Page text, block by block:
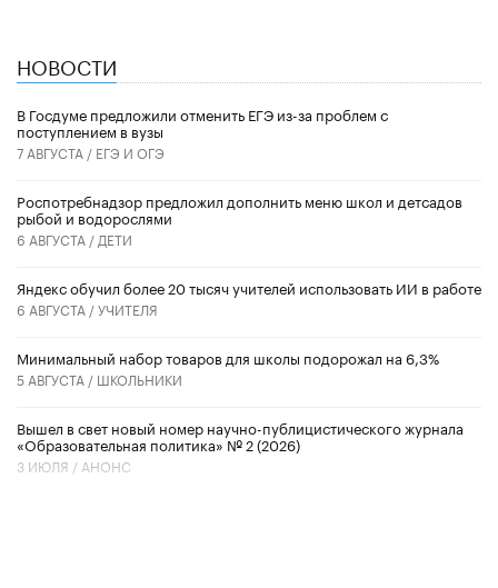
НОВОСТИ
В Госдуме предложили отменить ЕГЭ из-за проблем с
поступлением в вузы
7 АВГУСТА / ЕГЭ И ОГЭ
Роспотребнадзор предложил дополнить меню школ и детсадов
рыбой и водорослями
6 АВГУСТА / ДЕТИ
​Яндекс обучил более 20 тысяч учителей использовать ИИ в работе
6 АВГУСТА /УЧИТЕЛЯ
Минимальный набор товаров для школы подорожал на 6,3%
5 АВГУСТА / ШКОЛЬНИКИ
Вышел в свет новый номер научно-публицистического журнала
«Образовательная политика» № 2 (2026)
3 ИЮЛЯ / АНОНС